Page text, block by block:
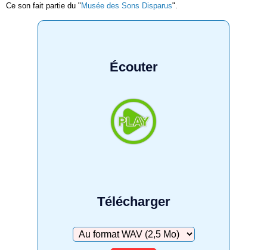
Ce son fait partie du " Musée des Sons Disparus".
Écouter
Télécharger
Télécharger